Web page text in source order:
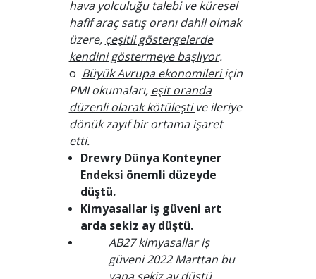
hava yolculuğu talebi ve küresel
hafif araç satış oranı dahil olmak
üzere, çeşitli göstergelerde
kendini göstermeye başlıyor.
o Büyük Avrupa ekonomileriiçin
PMI okumaları, eşit oranda
düzenli olarak kötüleştive ileriye
dönük zayıf bir ortama işaret
etti.
Drewry Dünya Konteyner
Endeksi önemli düzeyde
düştü.
Kimyasallar iş güveni art
arda sekiz ay düştü.
AB27 kimyasallar iş
güveni 2022 Marttan bu